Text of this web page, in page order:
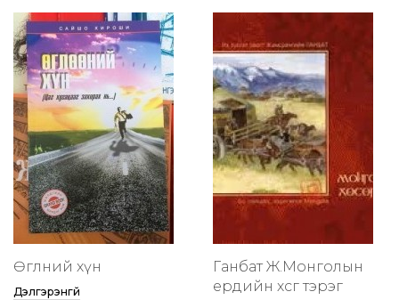
Өглөөний хүн
Дэлгэрэнгүй
Ганбат Ж.Монголын
ердийн хөсөг тэрэг